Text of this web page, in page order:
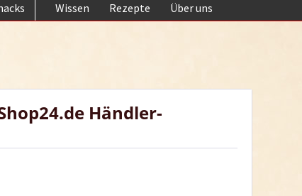
Wissen Rezepte Über uns
Händler-